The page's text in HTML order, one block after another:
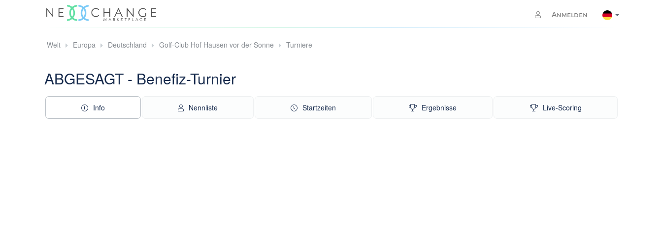
Anmelden
Welt Europa Deutschland Golf-Club Hof Hausen vor der Sonne Turniere
ABGESAGT - Benefiz-Turnier
Info Nennliste Startzeiten Ergebnisse Live-Scoring